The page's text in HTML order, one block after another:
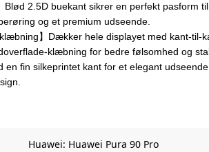
Blød 2.5D buekant sikrer en perfekt pasform
og et premium udseende.
】Dækker hele displayet med kant-til-
klæbning for bedre følsomhed og
en fin silkeprintet kant for et elegant
Huawei: Huawei Pura 90 Pro